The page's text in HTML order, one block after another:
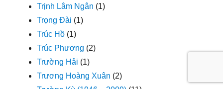
Trịnh Lâm Ngân (1)
Trọng Đài (1)
Trúc Hồ (1)
Trúc Phương (2)
Trường Hải (1)
Trương Hoàng Xuân (2)